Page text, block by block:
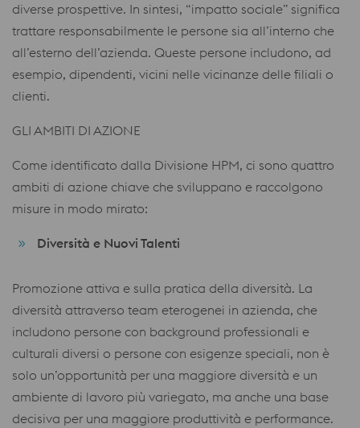
diverse prospettive. In sintesi, “impatto sociale” significa
trattare responsabilmente le persone sia all’interno che
all’esterno dell’azienda. Queste persone includono, ad
esempio, dipendenti, vicini nelle vicinanze delle filiali o
clienti.
GLI AMBITI DI AZIONE
Come identificato dalla Divisione HPM, ci sono quattro
ambiti di azione chiave che sviluppano e raccolgono
misure in modo mirato:
Diversità e Nuovi Talenti
Promozione attiva e sulla pratica della diversità. La
diversità attraverso team eterogenei in azienda, che
includono persone con background professionali e
culturali diversi o persone con esigenze speciali, non è
solo un’opportunità per una maggiore diversità e un
ambiente di lavoro più variegato, ma anche una base
decisiva per una maggiore produttività e performance.